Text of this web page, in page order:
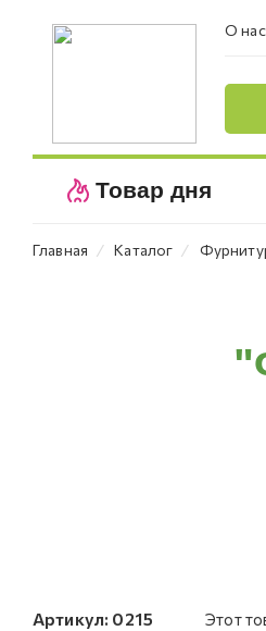
О нас
Товар дня
Главная ⁄ Каталог ⁄
Артикул: 0215 Этот